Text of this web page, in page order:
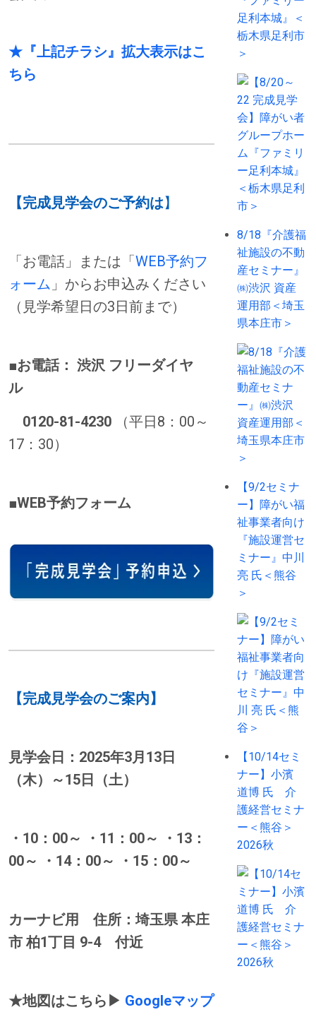
★『上記チラシ』拡大表示はこ
ちら
【完成見学会のご予約は】
「お電話」または「WEB予約フ
ォーム 」からお申込みください
（見学希望日の3日前まで）
■お電話： 渋沢 フリーダイヤ
ル
0120-81-4230 （平日8：00～
17：30）
■WEB予約フォーム
【完成見学会のご案内】
見学会日：2025年3月13日
（木）～15日（土）
・10：00～ ・11：00～ ・13：
00～ ・14：00～ ・15：00～
カーナビ用 住所：埼玉県 本庄
市 柏1丁目 9-4 付近
★地図はこちら▶ Googleマップ
足利本城』＜
栃木県足利市
＞
8/18『介護福
祉施設の不動
産セミナー』
㈱渋沢 資産
運用部＜埼玉
県本庄市＞
【9/2セミナ
ー】障がい福
祉事業者向け
『施設運営セ
ミナー』中川
亮 氏＜熊谷
＞
【10/14セミ
ナー】小濱
道博 氏 介
護経営セミナ
ー＜熊谷＞
2026秋